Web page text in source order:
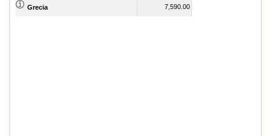
Grecia 7,590.00